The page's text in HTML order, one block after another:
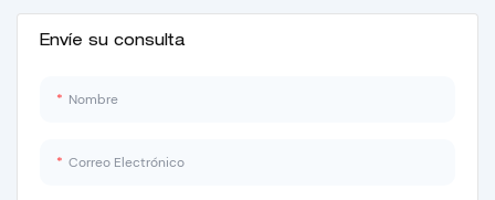
Envíe su consulta
Nombre
Correo Electrónico